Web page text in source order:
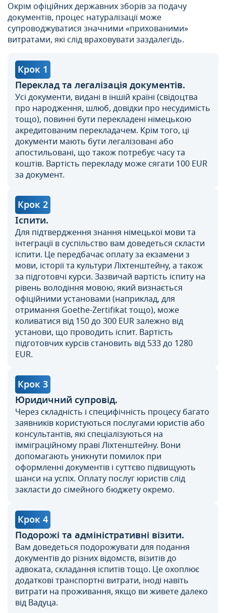
Окрім офіційних державних зборів за подачу
документів, процес натуралізації може
супроводжуватися значними «прихованими»
витратами, які слід враховувати заздалегідь.
Крок 1
Переклад та легалізація документів.
Усі документи, видані в іншій країні (свідоцтва
про народження, шлюб, довідки про несудимість
тощо), повинні бути перекладені німецькою
акредитованим перекладачем. Крім того, ці
документи мають бути легалізовані або
апостильовані, що також потребує часу та
коштів. Вартість перекладу може сягати 100 EUR
за документ.
Крок 2
Іспити.
Для підтвердження знання німецької мови та
інтеграції в суспільство вам доведеться скласти
іспити. Це передбачає оплату за екзамени з
мови, історії та культури Ліхтенштейну, а також
за підготовчі курси. Зазвичай вартість іспиту на
рівень володіння мовою, який визнається
офіційними установами (наприклад, для
отримання Goethe-Zertifikat тощо), може
коливатися від 150 до 300 EUR залежно від
установи, що проводить іспит. Вартість
підготовчих курсів становить від 533 до 1280
EUR.
Крок 3
Юридичний супровід.
Через складність і специфічність процесу багато
заявників користуються послугами юристів або
консультантів, які спеціалізуються на
імміграційному праві Ліхтенштейну. Вони
допомагають уникнути помилок при
оформленні документів і суттєво підвищують
шанси на успіх. Оплату послуг юристів слід
закласти до сімейного бюджету окремо.
Крок 4
Подорожі та адміністративні візити.
Вам доведеться подорожувати для подання
документів до різних відомств, візитів до
адвоката, складання іспитів тощо. Це охоплює
додаткові транспортні витрати, іноді навіть
витрати на проживання, якщо ви живете далеко
від Вадуца.